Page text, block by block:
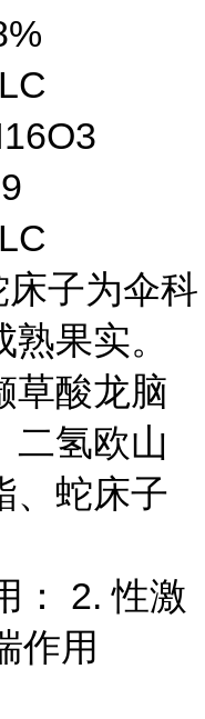
床子为伞科
果实。
草酸龙脑
二氢欧山
、蛇床子
： 2.性激
作用